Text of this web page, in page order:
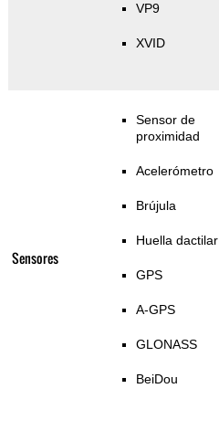
VP9
XVID
Sensores
Sensor de
proximidad
Acelerómetro
Brújula
Huella dactilar
GPS
A-GPS
GLONASS
BeiDou